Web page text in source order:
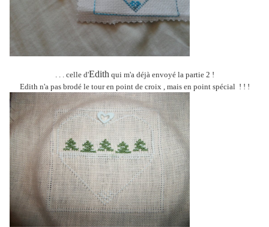
. . . celle d'Edith qui m'a déjà envoyé la partie 2 !
Edith n'a pas brodé le tour en point de croix , mais en point spécial ! ! !